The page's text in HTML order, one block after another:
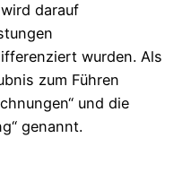
darauf
wurden. Als
zum Führen
und die
genannt.